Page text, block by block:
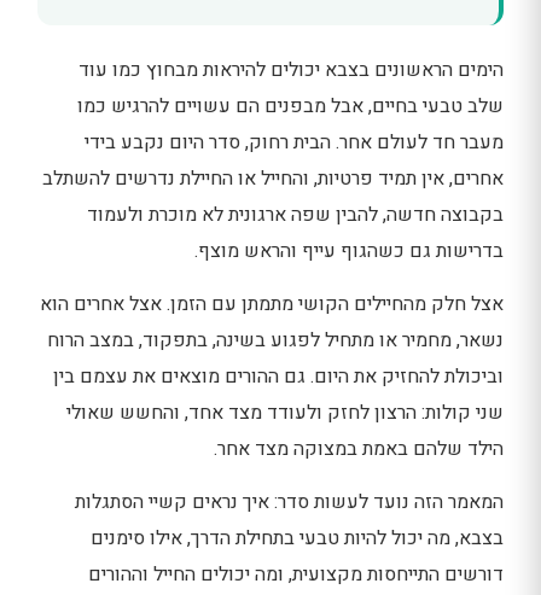
הימים הראשונים בצבא יכולים להיראות מבחוץ כמו עוד
שלב טבעי בחיים, אבל מבפנים הם עשויים להרגיש כמו
מעבר חד לעולם אחר. הבית רחוק, סדר היום נקבע בידי
אחרים, אין תמיד פרטיות, והחייל או החיילת נדרשים להשתלב
בקבוצה חדשה, להבין שפה ארגונית לא מוכרת ולעמוד
בדרישות גם כשהגוף עייף והראש מוצף.
אצל חלק מהחיילים הקושי מתמתן עם הזמן. אצל אחרים הוא
נשאר, מחמיר או מתחיל לפגוע בשינה, בתפקוד, במצב הרוח
וביכולת להחזיק את היום. גם ההורים מוצאים את עצמם בין
שני קולות: הרצון לחזק ולעודד מצד אחד, והחשש שאולי
הילד שלהם באמת במצוקה מצד אחר.
המאמר הזה נועד לעשות סדר: איך נראים קשיי הסתגלות
בצבא, מה יכול להיות טבעי בתחילת הדרך, אילו סימנים
דורשים התייחסות מקצועית, ומה יכולים החייל וההורים